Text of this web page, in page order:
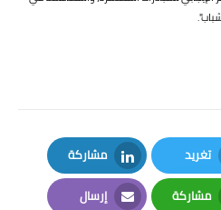
تغريد
Twitter
مشاركة
LinkedIn
مشاركة إرسال